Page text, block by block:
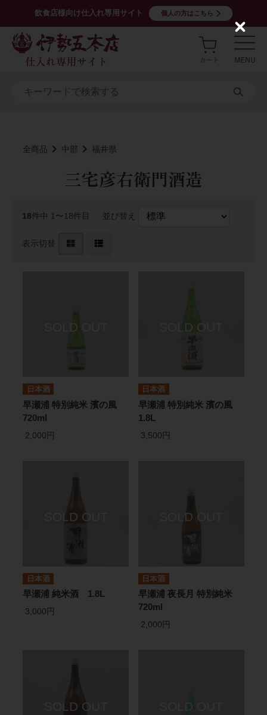
飲食店様向け仕入れ専用サイト 個人の方はこちら
全商品 中部 福井県
三宅彦右衛門酒造
18件中 1〜18件目 並び替え
表示切替
日本酒
早瀬浦 特別純米 濱の風
720ml
2,000円
日本酒
早瀬浦 特別純米 濱の風
1.8L
3,500円
日本酒
早瀬浦 純米酒 1.8L
3,000円
日本酒
早瀬浦 夜長月 特別純米
720ml
2,000円
C
l
s